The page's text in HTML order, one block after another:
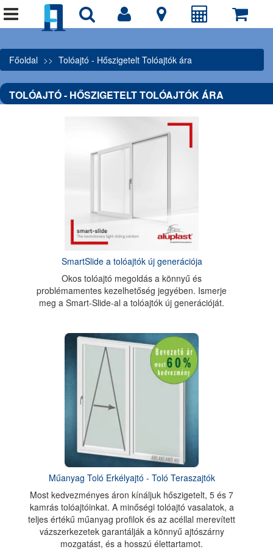
Főoldal Tolóajtó - Hőszigetelt Tolóajtók ára
TOLÓAJTÓ - HŐSZIGETELT TOLÓAJTÓK ÁRA
SmartSlide a tolóajtók új generációja
Okos tolóajtó megoldás a könnyű és
problémamentes kezelhetőség jegyében. Ismerje
meg a Smart-Slide-al a tolóajtók új generációját.
Műanyag Toló Erkélyajtó - Toló Teraszajtók
Most kedvezményes áron kínáljuk hőszigetelt, 5 és 7
kamrás tolóajtóinkat. A minőségi tolóajtó vasalatok, a
teljes értékű műanyag profilok és az acéllal merevített
vázszerkezetek garantálják a könnyű ajtószárny
mozgatást, és a hosszú élettartamot.